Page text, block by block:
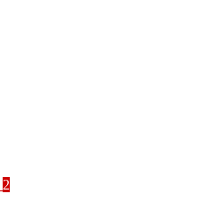
2